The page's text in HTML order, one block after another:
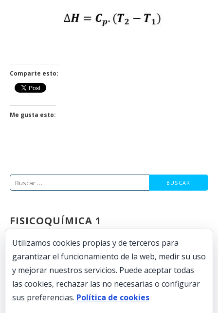
Comparte esto:
Me gusta esto:
Buscar:
FISICOQUÍMICA 1
CONTENIDO
conceptos básicos de termodinámica
el primer principio de la termodinámica
Utilizamos cookies propias y de terceros para
garantizar el funcionamiento de la web, medir su uso
y mejorar nuestros servicios. Puede aceptar todas
las cookies, rechazar las no necesarias o configurar
sus preferencias. Política de cookies